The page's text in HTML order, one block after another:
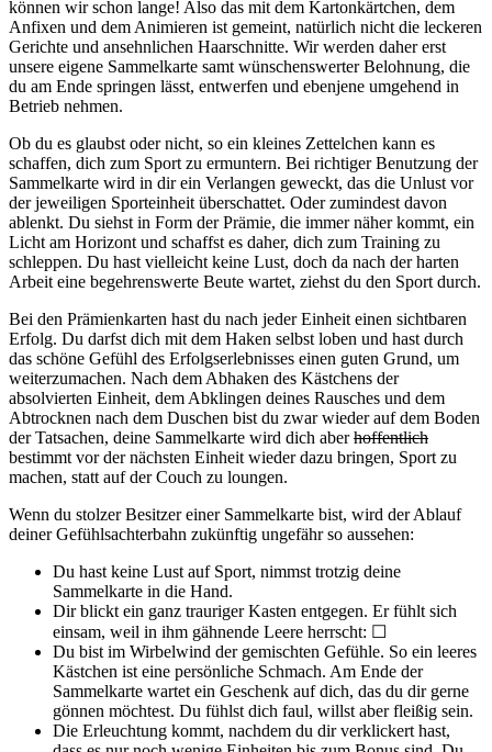
können wir schon lange! Also das mit dem Kartonkärtchen, dem
Anfixen und dem Animieren ist gemeint, natürlich nicht die leckeren
Gerichte und ansehnlichen Haarschnitte. Wir werden daher erst
unsere eigene Sammelkarte samt wünschenswerter Belohnung, die
du am Ende springen lässt, entwerfen und ebenjene umgehend in
Betrieb nehmen.
Ob du es glaubst oder nicht, so ein kleines Zettelchen kann es
schaffen, dich zum Sport zu ermuntern. Bei richtiger Benutzung der
Sammelkarte wird in dir ein Verlangen geweckt, das die Unlust vor
der jeweiligen Sporteinheit überschattet. Oder zumindest davon
ablenkt. Du siehst in Form der Prämie, die immer näher kommt, ein
Licht am Horizont und schaffst es daher, dich zum Training zu
schleppen. Du hast vielleicht keine Lust, doch da nach der harten
Arbeit eine begehrenswerte Beute wartet, ziehst du den Sport durch.
Bei den Prämienkarten hast du nach jeder Einheit einen sichtbaren
Erfolg. Du darfst dich mit dem Haken selbst loben und hast durch
das schöne Gefühl des Erfolgserlebnisses einen guten Grund, um
weiterzumachen. Nach dem Abhaken des Kästchens der
absolvierten Einheit, dem Abklingen deines Rausches und dem
Abtrocknen nach dem Duschen bist du zwar wieder auf dem Boden
der Tatsachen, deine Sammelkarte wird dich aberhoffentlich
bestimmt vor der nächsten Einheit wieder dazu bringen, Sport zu
machen, statt auf der Couch zu loungen.
Wenn du stolzer Besitzer einer Sammelkarte bist, wird der Ablauf
deiner Gefühlsachterbahn zukünftig ungefähr so aussehen:
Du hast keine Lust auf Sport, nimmst trotzig deine
Sammelkarte in die Hand.
Dir blickt ein ganz trauriger Kasten entgegen. Er fühlt sich
einsam, weil in ihm gähnende Leere herrscht: ☐
Du bist im Wirbelwind der gemischten Gefühle. So ein leeres
Kästchen ist eine persönliche Schmach. Am Ende der
Sammelkarte wartet ein Geschenk auf dich, das du dir gerne
gönnen möchtest. Du fühlst dich faul, willst aber fleißig sein.
Die Erleuchtung kommt, nachdem du dir verklickert hast,